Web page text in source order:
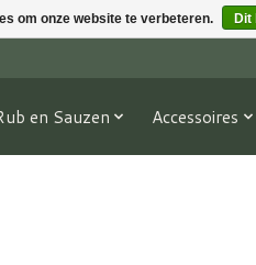
en Sauzen Accessoires
om onze website te verbeteren. Dit